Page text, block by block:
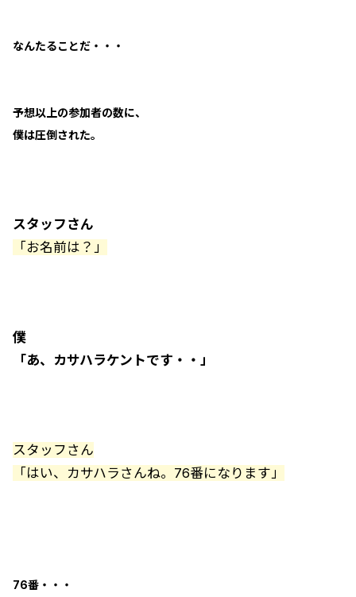
なんたることだ・・・
予想以上の参加者の数に、
僕は圧倒された。
スタッフさん
「お名前は？」
僕
「あ、カサハラケントです・・」
スタッフさん
「はい、カサハラさんね。76番になります」
76番・・・